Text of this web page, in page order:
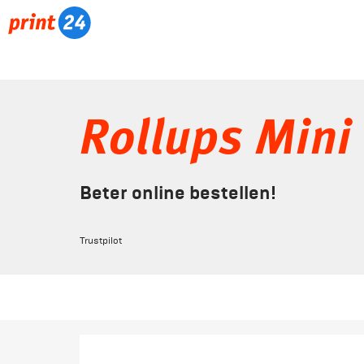
Rollups Mini
Beter online bestellen!
Trustpilot